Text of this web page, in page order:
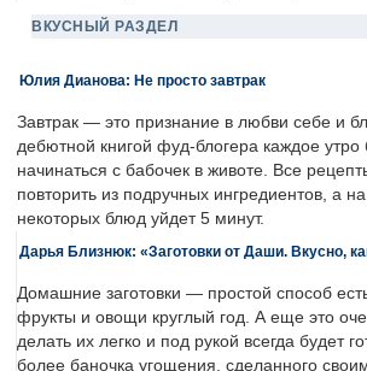
ВКУСНЫЙ РАЗДЕЛ
Юлия Дианова: Не просто завтрак
Завтрак — это признание в любви себе и
дебютной книгой фуд-блогера каждое утро
начинаться с бабочек в животе. Все
повторить из подручных ингредиентов, а
некоторых блюд уйдет 5 минут.
Дарья Близнюк: «Заготовки от Даши. Вкусно,
Домашние заготовки — простой способ
фрукты и овощи круглый год. А еще это
делать их легко и под рукой всегда будет
более баночка угощения, сделанного